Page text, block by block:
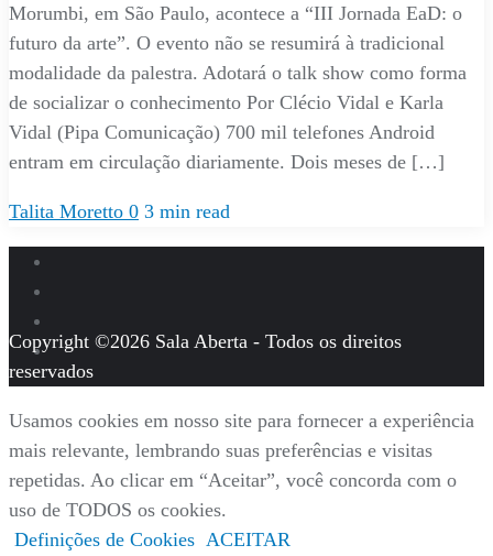
Morumbi, em São Paulo, acontece a “III Jornada EaD: o
futuro da arte”. O evento não se resumirá à tradicional
modalidade da palestra. Adotará o talk show como forma
de socializar o conhecimento Por Clécio Vidal e Karla
Vidal (Pipa Comunicação) 700 mil telefones Android
entram em circulação diariamente. Dois meses de […]
Talita Moretto 0 3 min read
Copyright ©2026 Sala Aberta - Todos os direitos
reservados
Usamos cookies em nosso site para fornecer a experiência
mais relevante, lembrando suas preferências e visitas
repetidas. Ao clicar em “Aceitar”, você concorda com o
uso de TODOS os cookies.
Definições de Cookies ACEITAR